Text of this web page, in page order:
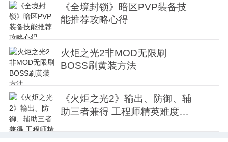
《全境封锁》暗区PVP装备技
能推荐攻略心得
火炬之光2非MOD无限刷
BOSS刷黄装方法
《火炬之光2》输出、防御、辅
助三者兼得 工程师精英难度强